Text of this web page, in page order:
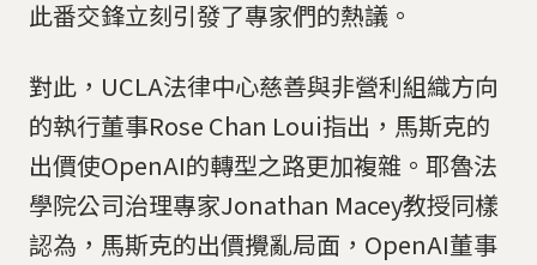
此番交鋒立刻引發了專家們的熱議。
對此，UCLA法律中心慈善與非營利組織方向
的執行董事Rose Chan Loui指出，馬斯克的
出價使OpenAI的轉型之路更加複雜。耶魯法
學院公司治理專家Jonathan Macey教授同樣
認為，馬斯克的出價攪亂局面，OpenAI董事